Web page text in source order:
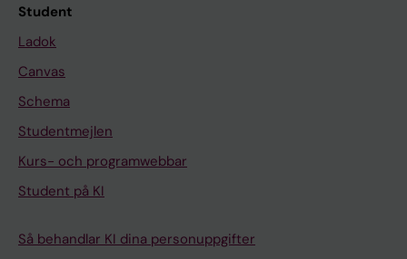
Student
Ladok
Canvas
Schema
Studentmejlen
Kurs- och programwebbar
Student på KI
Så behandlar KI dina personuppgifter